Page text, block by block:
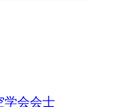
学会会士